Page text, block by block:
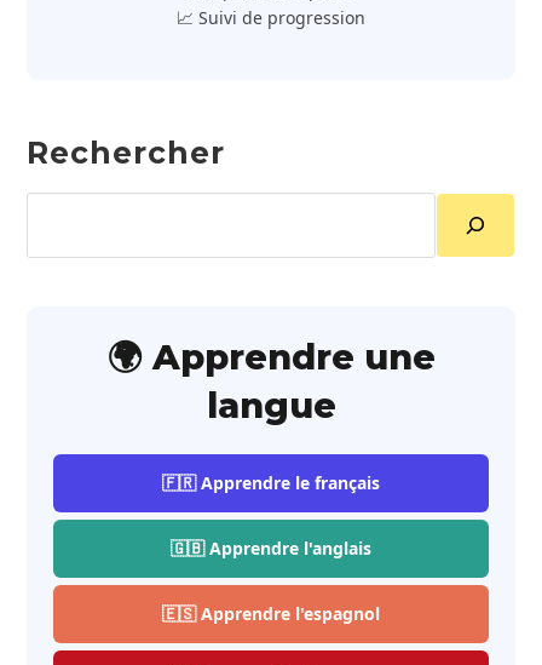
📈 Suivi de progression
Rechercher
🌍 Apprendre une
langue
🇫🇷 Apprendre le français
🇬🇧 Apprendre l'anglais
🇪🇸 Apprendre l'espagnol